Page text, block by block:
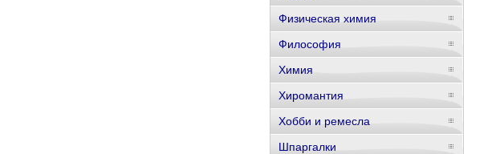
Физическая химия
Философия
Химия
Хиромантия
Хобби и ремесла
Шпаргалки